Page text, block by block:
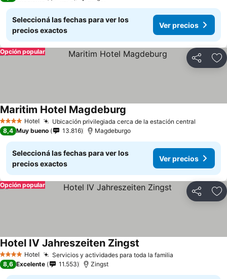
Seleccioná las fechas para ver los
precios exactos
Ver precios
Compartir
Opción popular
4 EstrellasHotel Ubicación privilegiada cerca de la estación central
Maritim Hotel Magdeburg
8,4 Muy bueno 13.816 Magdeburgo
Seleccioná las fechas para ver los
precios exactos
Ver precios
Compartir
Opción popular
4 EstrellasHotel Servicios y actividades para toda la familia
Hotel IV Jahreszeiten Zingst
8,6 Excelente 11.553 Zingst